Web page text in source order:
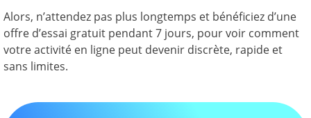
Alors, n’attendez pas plus longtemps et bénéficiez d’une
offre d’essai gratuit pendant 7 jours, pour voir comment
votre activité en ligne peut devenir discrète, rapide et
sans limites.